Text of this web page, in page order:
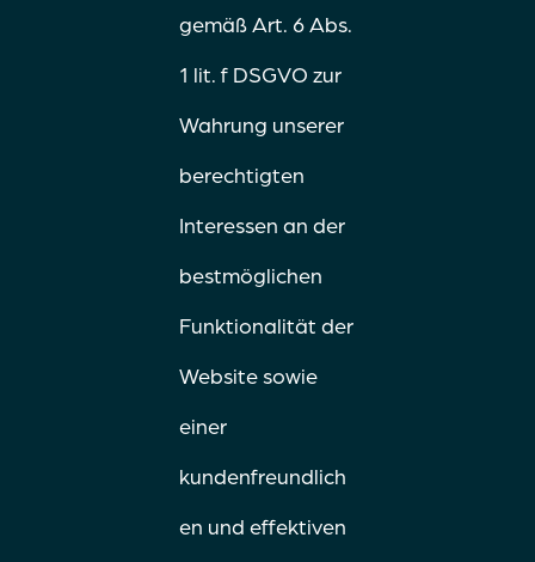
gemäß Art. 6 Abs.
1 lit. f DSGVO zur
Wahrung unserer
berechtigten
Interessen an der
bestmöglichen
Funktionalität der
Website sowie
einer
kundenfreundlich
en und effektiven